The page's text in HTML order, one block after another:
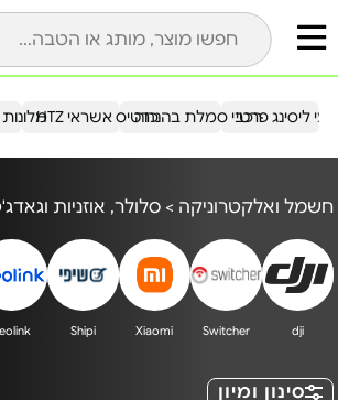
כרטיס אשראי HTZ ליסינג פרטירכבי סמלת בהנחה
חשמל ואלקטרוניקה > סלולר, אוזניות
dji
Switcher
Xiaomi
Shipi
סינון ומיון